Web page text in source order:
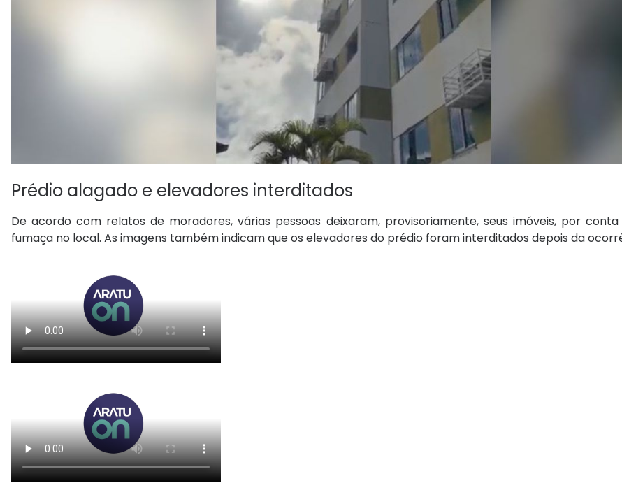
Prédio alagado e elevadores interditados
De acordo com relatos de moradores, várias pessoas deixaram, provisoriamente, seus imóveis, por
fumaça no local. As imagens também indicam que os elevadores do prédio foram interditados depois da